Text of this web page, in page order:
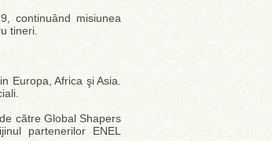
continuând misiunea
tineri.
Europa, Africa şi Asia.
către Global Shapers
partenerilor ENEL